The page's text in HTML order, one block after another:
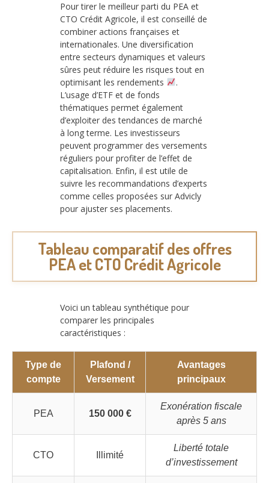
Pour tirer le meilleur parti du PEA et
CTO Crédit Agricole, il est conseillé de
combiner actions françaises et
internationales. Une diversification
entre secteurs dynamiques et valeurs
sûres peut réduire les risques tout en
optimisant les rendements
.
L’usage d’ETF et de fonds
thématiques permet également
d’exploiter des tendances de marché
à long terme. Les investisseurs
peuvent programmer des versements
réguliers pour profiter de l’effet de
capitalisation. Enfin, il est utile de
suivre les recommandations d’experts
comme celles proposées sur Advicly
pour ajuster ses placements.
Tableau comparatif des offres
PEA et CTO Crédit Agricole
Voici un tableau synthétique pour
comparer les principales
caractéristiques :
Type de
compte
Plafond /
Versement
Avantages
principaux
PEA 150 000 €
Exonération fiscale
après 5 ans
CTO Illimité
Liberté totale
d’investissement